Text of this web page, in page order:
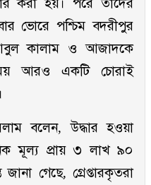
করা হয়। পরে তাদের
ভোরে পশ্চিম বদরীপুর
কালাম ও আজাদকে
আরও একটি চোরাই
বলেন, উদ্ধার হওয়া
মূল্য প্রায় ৩ লাখ ৯০
গেছে, গ্রেপ্তারকৃতরা